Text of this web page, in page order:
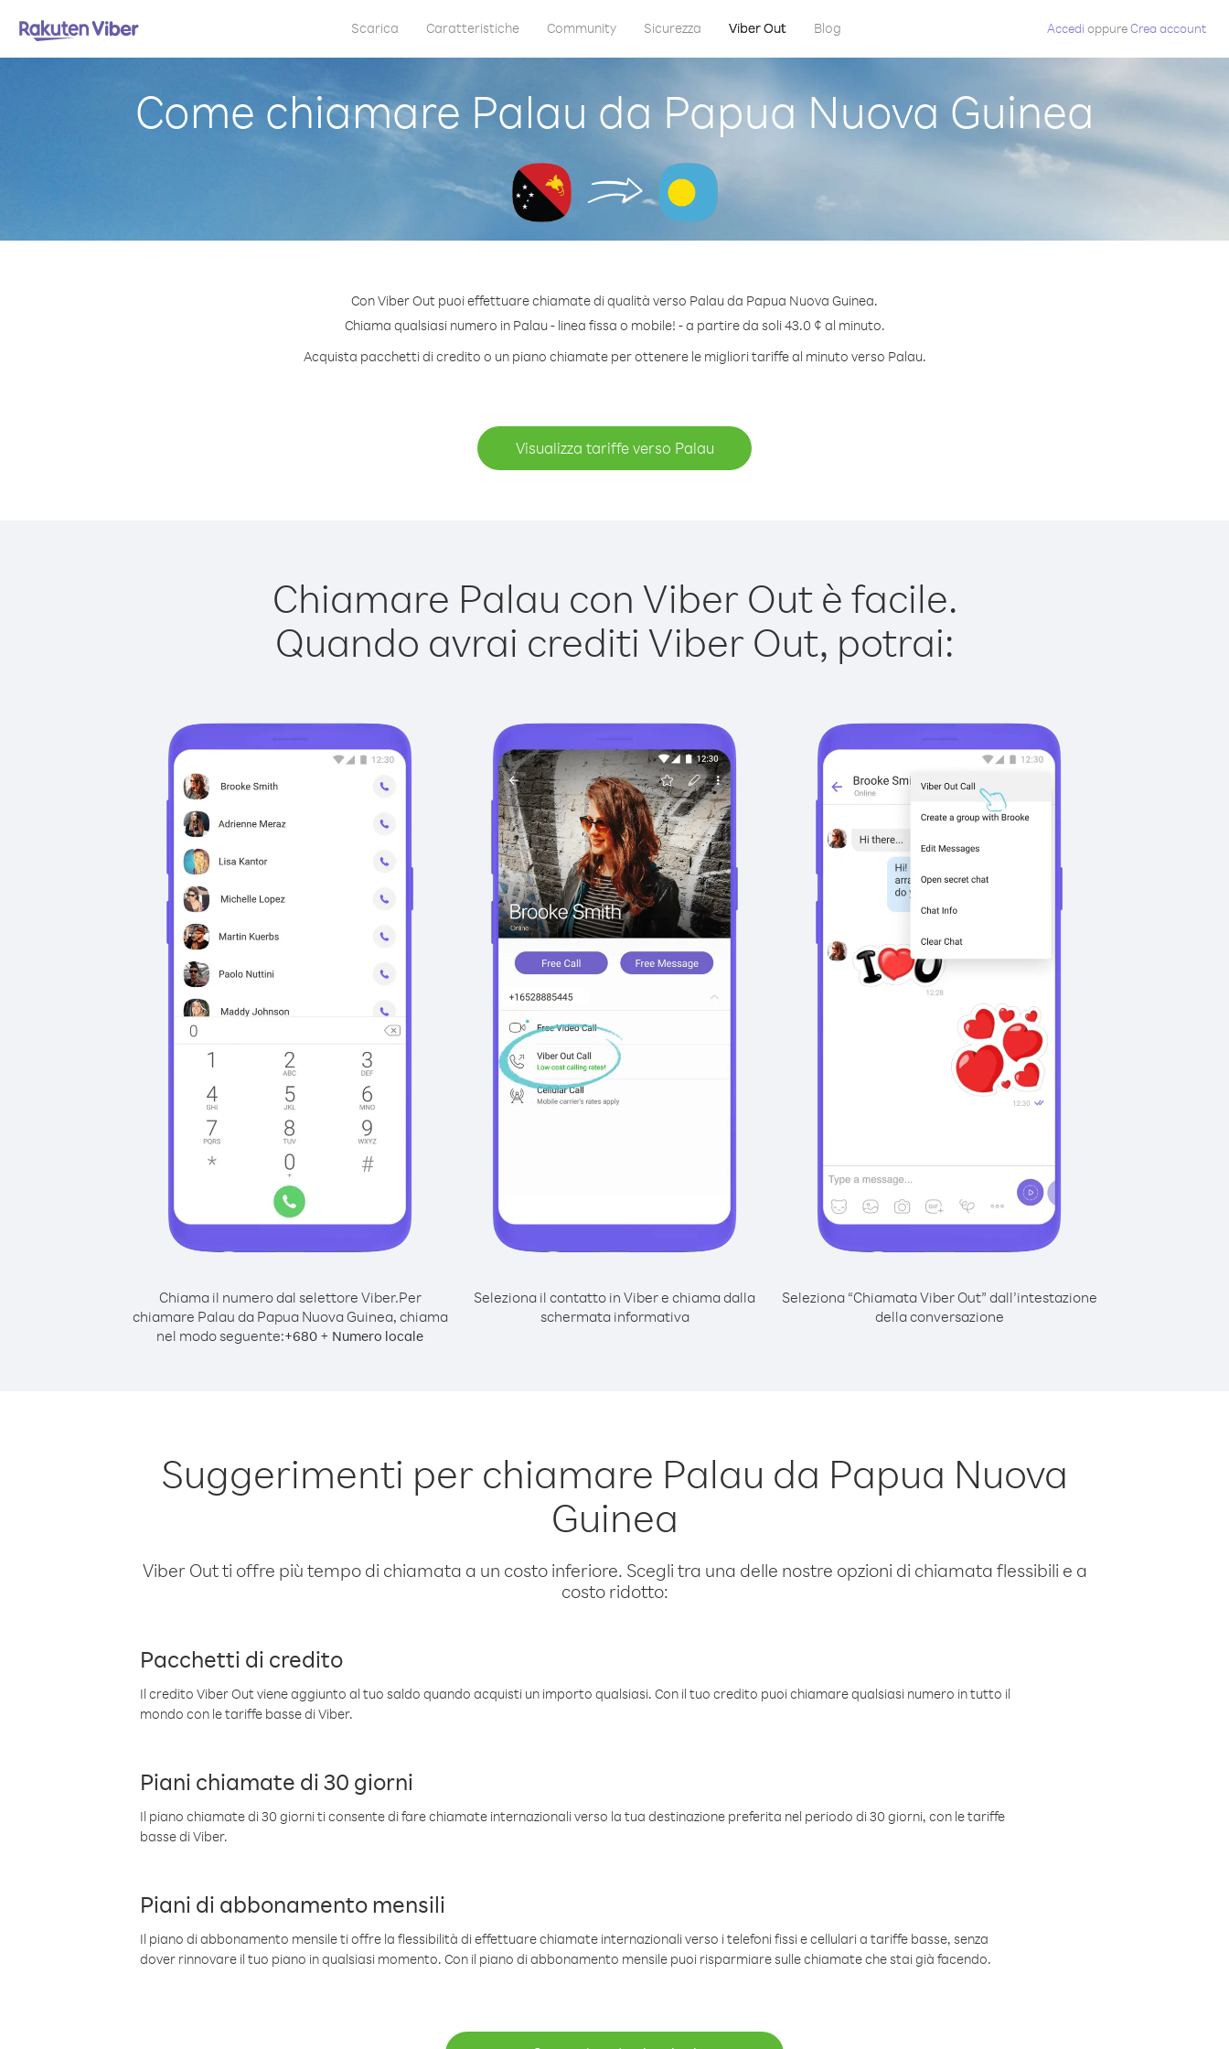
Scarica Caratteristiche Community Sicurezza Viber Out Blog Accedi oppureCrea account
Come chiamare Palau da Papua Nuova Guinea
Con Viber Out puoi effettuare chiamate di qualità verso Palau da Papua Nuova Guinea.
Chiama qualsiasi numero in Palau - linea fissa o mobile! - a partire da soli 43.0 ¢ al minuto.
Acquista pacchetti di credito o un piano chiamate per ottenere le migliori tariffe al minuto verso Palau.
Visualizza tariffe verso Palau
Chiamare Palau con Viber Out è facile.
Quando avrai crediti Viber Out, potrai:
Chiama il numero dal selettore Viber.Per
chiamare Palau da Papua Nuova Guinea, chiama
nel modo seguente:+680 + Numero locale
Seleziona il contatto in Viber e chiama dalla
schermata informativa
Seleziona “Chiamata Viber Out” dall’intestazione
della conversazione
Suggerimenti per chiamare Palau da Papua Nuova
Guinea
Viber Out ti offre più tempo di chiamata a un costo inferiore. Scegli tra una delle nostre opzioni di chiamata flessibili e a
costo ridotto:
Pacchetti di credito
Il credito Viber Out viene aggiunto al tuo saldo quando acquisti un importo qualsiasi. Con il tuo credito puoi chiamare qualsiasi numero in tutto il
mondo con le tariffe basse di Viber.
Piani chiamate di 30 giorni
Il piano chiamate di 30 giorni ti consente di fare chiamate internazionali verso la tua destinazione preferita nel periodo di 30 giorni, con le tariffe
basse di Viber.
Piani di abbonamento mensili
Il piano di abbonamento mensile ti offre la flessibilità di effettuare chiamate internazionali verso i telefoni fissi e cellulari a tariffe basse, senza
dover rinnovare il tuo piano in qualsiasi momento. Con il piano di abbonamento mensile puoi risparmiare sulle chiamate che stai già facendo.